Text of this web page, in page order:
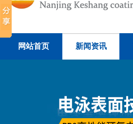
网站首页 新闻资讯